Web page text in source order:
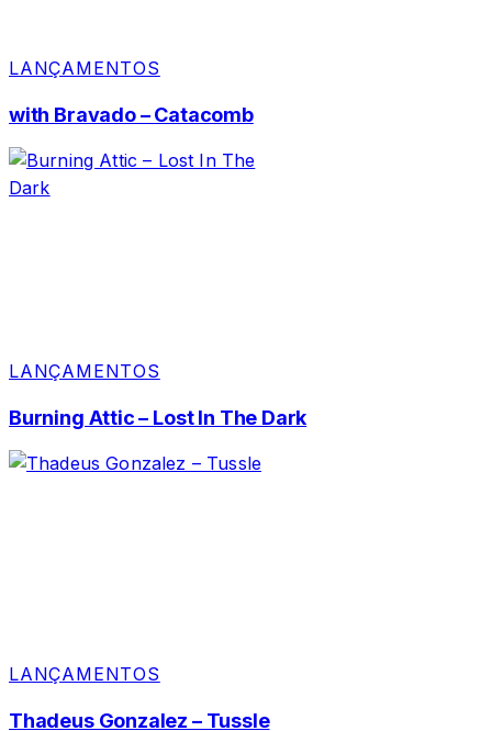
LANÇAMENTOS
with Bravado – Catacomb
LANÇAMENTOS
Burning Attic – Lost In The Dark
LANÇAMENTOS
Thadeus Gonzalez – Tussle